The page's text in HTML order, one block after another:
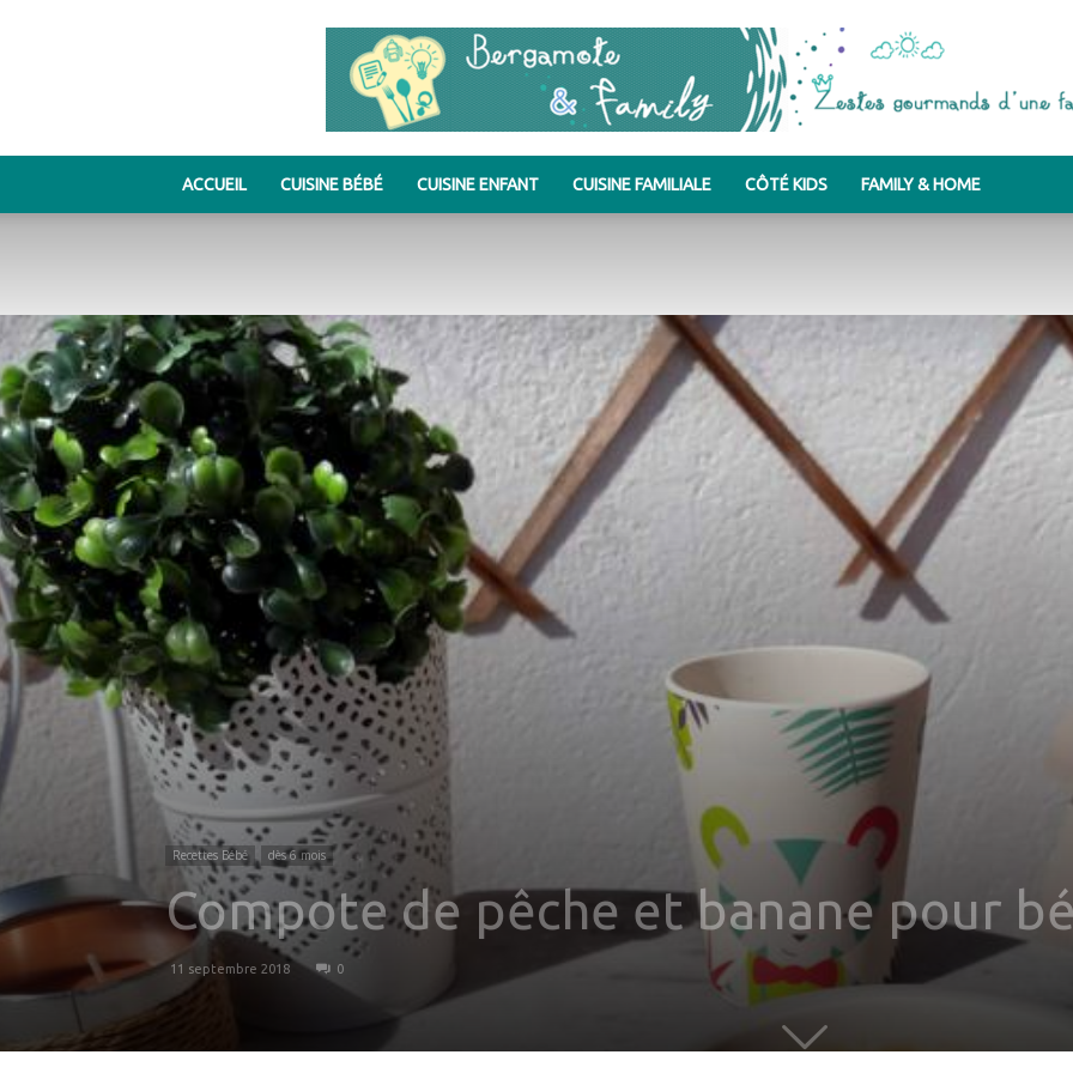
Family
ACCUEIL CUISINE BÉBÉ CUISINE ENFANT CUISINE FAMILIALE CÔTÉ KIDS FAMILY & HOME
Recettes Bébé dès 6 mois
Compote de pêche et banane pour
11 septembre 2018 0